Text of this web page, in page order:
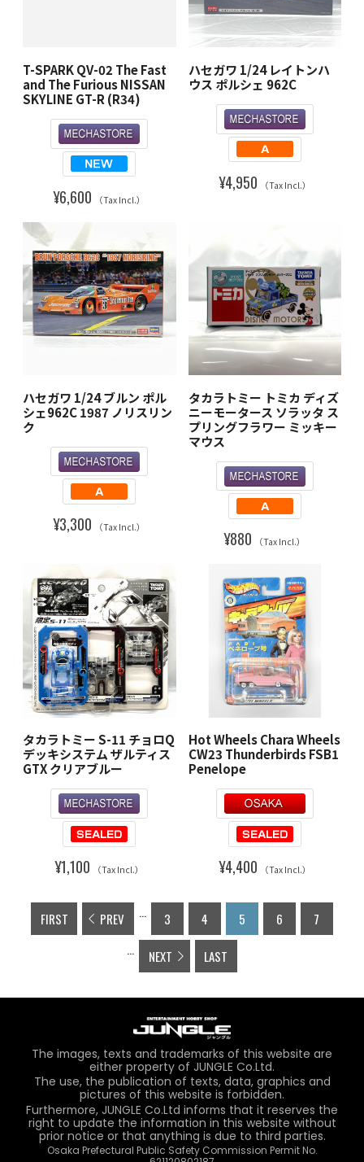
T-SPARK QV-02 The Fast
and The Furious NISSAN
SKYLINE GT-R (R34)
¥6,600 （Tax Incl.）
ハセガワ 1/24 レイトンハ
ウス ポルシェ 962C
¥4,950 （Tax Incl.）
ハセガワ 1/24 ブルン ポル
シェ962C 1987 ノリスリン
ク
¥3,300 （Tax Incl.）
タカラトミー トミカ ディズ
ニーモータース ソラッタ ス
プリングフラワー ミッキー
マウス
¥880 （Tax Incl.）
タカラトミー S-11 チョロQ
デッキシステム ザルティス
GTX クリアブルー
¥1,100 （Tax Incl.）
Hot Wheels Chara Wheels
CW23 Thunderbirds FSB1
Penelope
¥4,400 （Tax Incl.）
FIRST PREV ... 3 4 5 6
7
...
NEXT LAST
The images, texts and trademarks of this website are
either property of JUNGLE Co.Ltd.
The use, the publication of texts, data, graphics and
pictures of this website is forbidden.
Furthermore, JUNGLE Co.Ltd informs that it reserves the
right to update the information in this website without
prior notice or that anything is due to third parties.
Osaka Prefectural Public Safety Commission Permit No.